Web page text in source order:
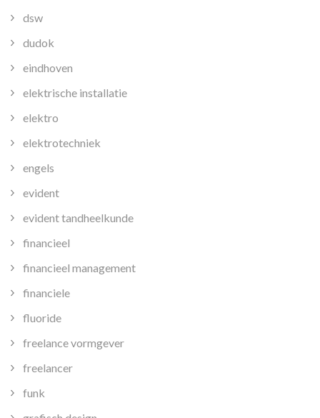
dsw
dudok
eindhoven
elektrische installatie
elektro
elektrotechniek
engels
evident
evident tandheelkunde
financieel
financieel management
financiele
fluoride
freelance vormgever
freelancer
funk